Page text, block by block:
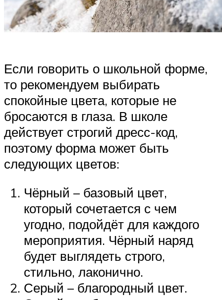
Если говорить о школьной форме,
то рекомендуем выбирать
спокойные цвета, которые не
бросаются в глаза. В школе
действует строгий дресс-код,
поэтому форма может быть
следующих цветов:
Чёрный – базовый цвет,
который сочетается с чем
угодно, подойдёт для каждого
мероприятия. Чёрный наряд
будет выглядеть строго,
стильно, лаконично.
Серый – благородный цвет.